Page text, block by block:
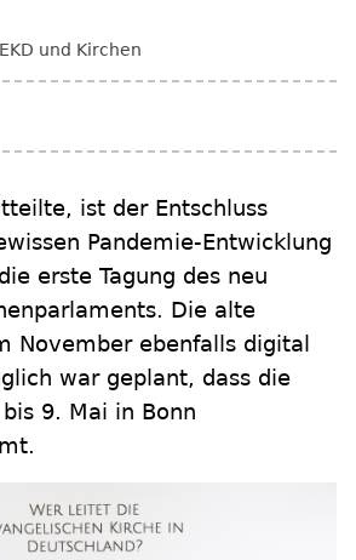
EKD und Kirchen
ist der Entschluss
Pandemie-Entwicklung
erste Tagung des neu
Die alte
November ebenfalls digital
war geplant, dass die
9. Mai in Bonn